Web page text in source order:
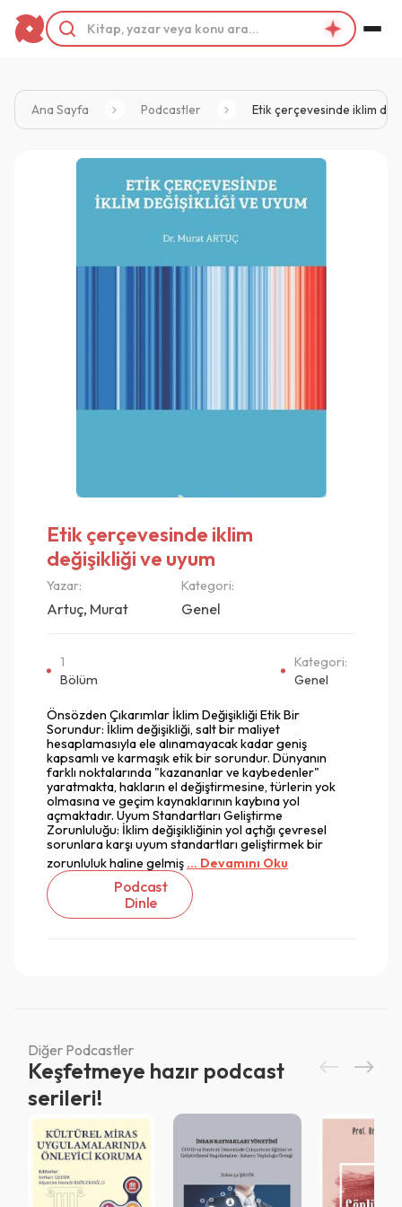
Ana Sayfa Podcastler Etik çerçevesinde iklim
Etik çerçevesinde iklim
değişikliği ve uyum
Yazar:
Artuç, Murat
Kategori:
Genel
1
Bölüm
Kategori:
Genel
Önsözden Çıkarımlar İklim Değişikliği Etik Bir
Sorundur: İklim değişikliği, salt bir maliyet
hesaplamasıyla ele alınamayacak kadar geniş
kapsamlı ve karmaşık etik bir sorundur. Dünyanın
farklı noktalarında "kazananlar ve kaybedenler"
yaratmakta, hakların el değiştirmesine, türlerin yok
olmasına ve geçim kaynaklarının kaybına yol
açmaktadır. Uyum Standartları Geliştirme
Zorunluluğu: İklim değişikliğinin yol açtığı çevresel
sorunlara karşı uyum standartları geliştirmek bir
zorunluluk haline gelmiş ... Devamını Oku
Podcast
Dinle
Diğer Podcastler
Keşfetmeye hazır podcast
serileri!
Giriş
Vazgeç
Vazgeç
QR Code taraması başarılı.